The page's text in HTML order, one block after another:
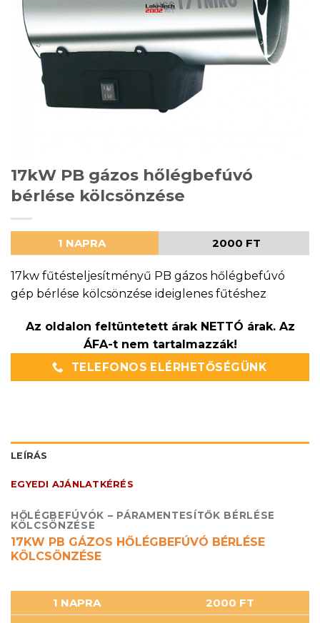
17kW PB gázos hőlégbefúvó
bérlése kölcsönzése
1 NAPRA 2000 FT
17kw fűtésteljesítményű PB gázos hőlégbefúvó
gép bérlése kölcsönzése ideiglenes fűtéshez
Az oldalon feltüntetett árak NETTÓ árak. Az
ÁFA-t nem tartalmazzák!
TELEFONOS ELÉRHETŐSÉGÜNK
LEÍRÁS
EGYEDI AJÁNLATKÉRÉS
HŐLÉGBEFÚVÓK – PÁRAMENTESÍTŐK BÉRLÉSE
KÖLCSÖNZÉSE
17KW PB GÁZOS HŐLÉGBEFÚVÓ BÉRLÉSE
KÖLCSÖNZÉSE
1 NAPRA 2000 FT